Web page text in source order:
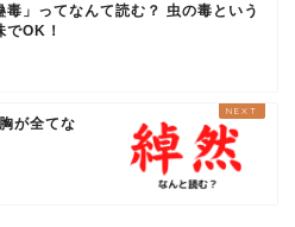
毒」ってなんて読む？ 虫の毒という
でOK！
が全てな